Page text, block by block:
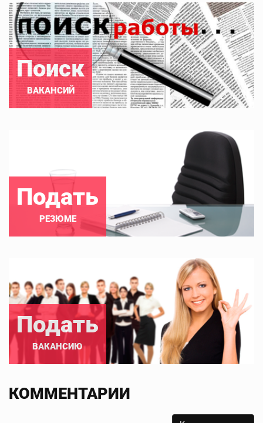
Поиск
ВАКАНСИЙ
Подать
РЕЗЮМЕ
Подать
ВАКАНСИЮ
КОММЕНТАРИИ